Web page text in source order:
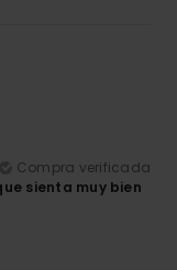
Compra verificada
sienta muy bien